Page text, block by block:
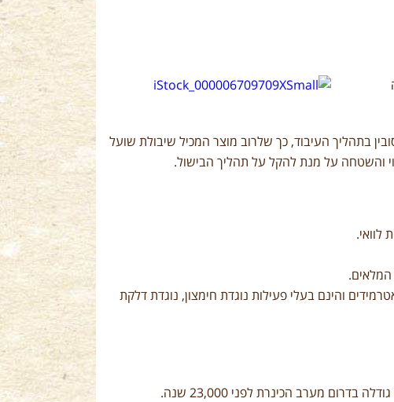
בתהליך העיבוד, כך שלרוב מוצר המכיל שיבולת שועל
והשטחה על מנת להקל על תהליך הבישול.
המלאים.
הנקראים אבנאטרמידים והינם בעלי פעילות נוגדת חימצון, נוגדת דלקת
מערב הכינרת לפני 23,000 שנה.